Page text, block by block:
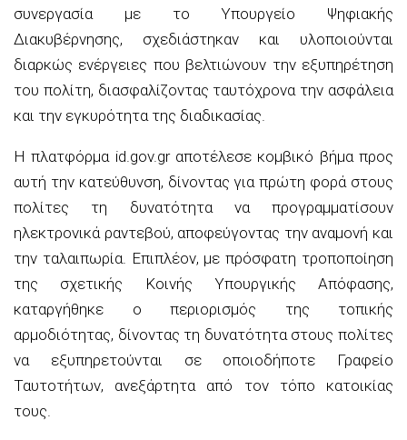
συνεργασία με το Υπουργείο Ψηφιακής
Διακυβέρνησης, σχεδιάστηκαν και υλοποιούνται
διαρκώς ενέργειες που βελτιώνουν την εξυπηρέτηση
του πολίτη, διασφαλίζοντας ταυτόχρονα την ασφάλεια
και την εγκυρότητα της διαδικασίας.
Η πλατφόρμα id.gov.gr αποτέλεσε κομβικό βήμα προς
αυτή την κατεύθυνση, δίνοντας για πρώτη φορά στους
πολίτες τη δυνατότητα να προγραμματίσουν
ηλεκτρονικά ραντεβού, αποφεύγοντας την αναμονή και
την ταλαιπωρία. Επιπλέον, με πρόσφατη τροποποίηση
της σχετικής Κοινής Υπουργικής Απόφασης,
καταργήθηκε ο περιορισμός της τοπικής
αρμοδιότητας, δίνοντας τη δυνατότητα στους πολίτες
να εξυπηρετούνται σε οποιοδήποτε Γραφείο
Ταυτοτήτων, ανεξάρτητα από τον τόπο κατοικίας
τους.